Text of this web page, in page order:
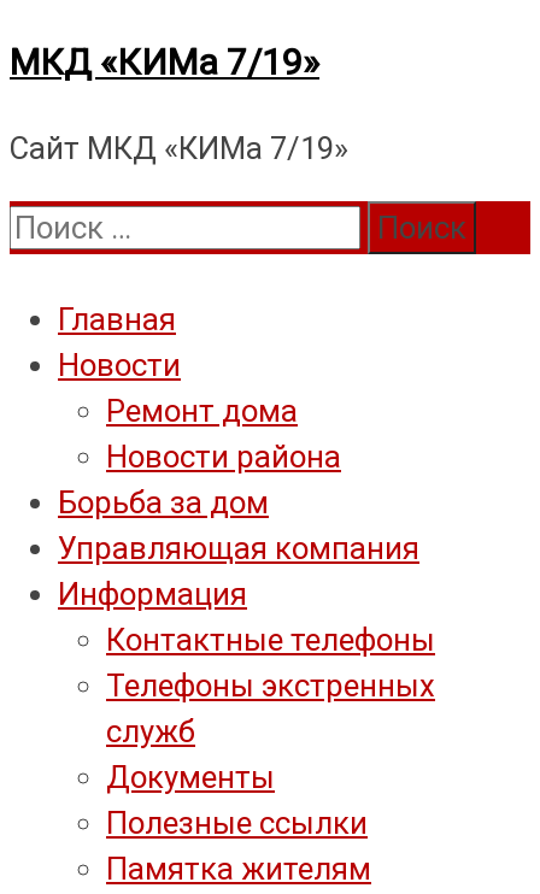
Перейти
содержимому
МКД «КИМа 7/19»
Сайт МКД «КИМа 7/19»
Поиск:
Главная
Новости
Ремонт дома
Новости района
Борьба за дом
Управляющая компания
Информация
Контактные телефоны
Телефоны экстренных
служб
Документы
Полезные ссылки
Памятка жителям